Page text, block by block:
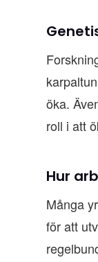
öka.
roll i att
Hur
Många
för att